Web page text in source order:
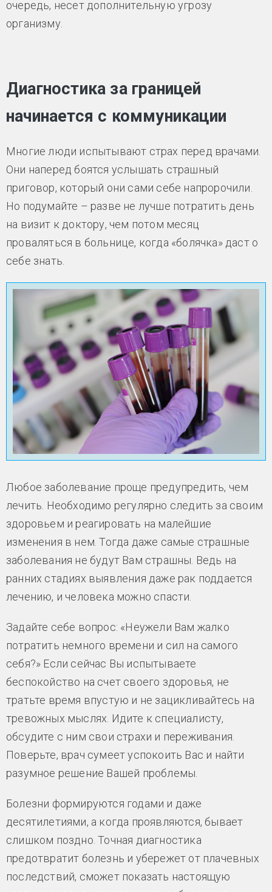
очередь, несет дополнительную угрозу
организму.
Диагностика за границей
начинается с коммуникации
Многие люди испытывают страх перед врачами.
Они наперед боятся услышать страшный
приговор, который они сами себе напророчили.
Но подумайте – разве не лучше потратить день
на визит к доктору, чем потом месяц
проваляться в больнице, когда «болячка» даст о
себе знать.
Любое заболевание проще предупредить, чем
лечить. Необходимо регулярно следить за своим
здоровьем и реагировать на малейшие
изменения в нем. Тогда даже самые страшные
заболевания не будут Вам страшны. Ведь на
ранних стадиях выявления даже рак поддается
лечению, и человека можно спасти.
Задайте себе вопрос: «Неужели Вам жалко
потратить немного времени и сил на самого
себя?» Если сейчас Вы испытываете
беспокойство на счет своего здоровья, не
тратьте время впустую и не зацикливайтесь на
тревожных мыслях. Идите к специалисту,
обсудите с ним свои страхи и переживания.
Поверьте, врач сумеет успокоить Вас и найти
разумное решение Вашей проблемы.
Болезни формируются годами и даже
десятилетиями, а когда проявляются, бывает
слишком поздно. Точная диагностика
предотвратит болезнь и убережет от плачевных
последствий, сможет показать настоящую